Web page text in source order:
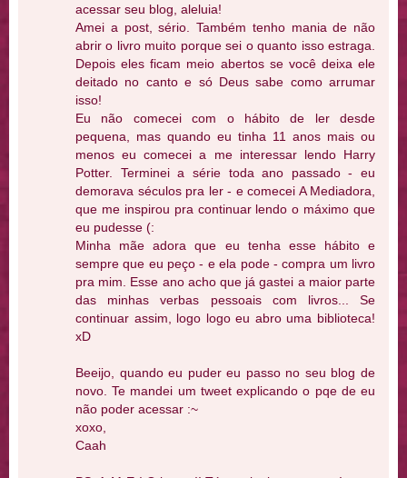
acessar seu blog, aleluia!
Amei a post, sério. Também tenho mania de não
abrir o livro muito porque sei o quanto isso estraga.
Depois eles ficam meio abertos se você deixa ele
deitado no canto e só Deus sabe como arrumar
isso!
Eu não comecei com o hábito de ler desde
pequena, mas quando eu tinha 11 anos mais ou
menos eu comecei a me interessar lendo Harry
Potter. Terminei a série toda ano passado - eu
demorava séculos pra ler - e comecei A Mediadora,
que me inspirou pra continuar lendo o máximo que
eu pudesse (:
Minha mãe adora que eu tenha esse hábito e
sempre que eu peço - e ela pode - compra um livro
pra mim. Esse ano acho que já gastei a maior parte
das minhas verbas pessoais com livros... Se
continuar assim, logo logo eu abro uma biblioteca!
xD
Beeijo, quando eu puder eu passo no seu blog de
novo. Te mandei um tweet explicando o pqe de eu
não poder acessar :~
xoxo,
Caah